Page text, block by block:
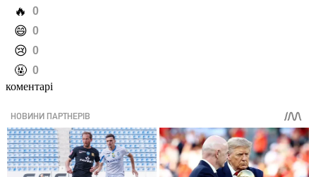
️🔥 0
️😄 0
️😢 0
️🤬 0
коментарі